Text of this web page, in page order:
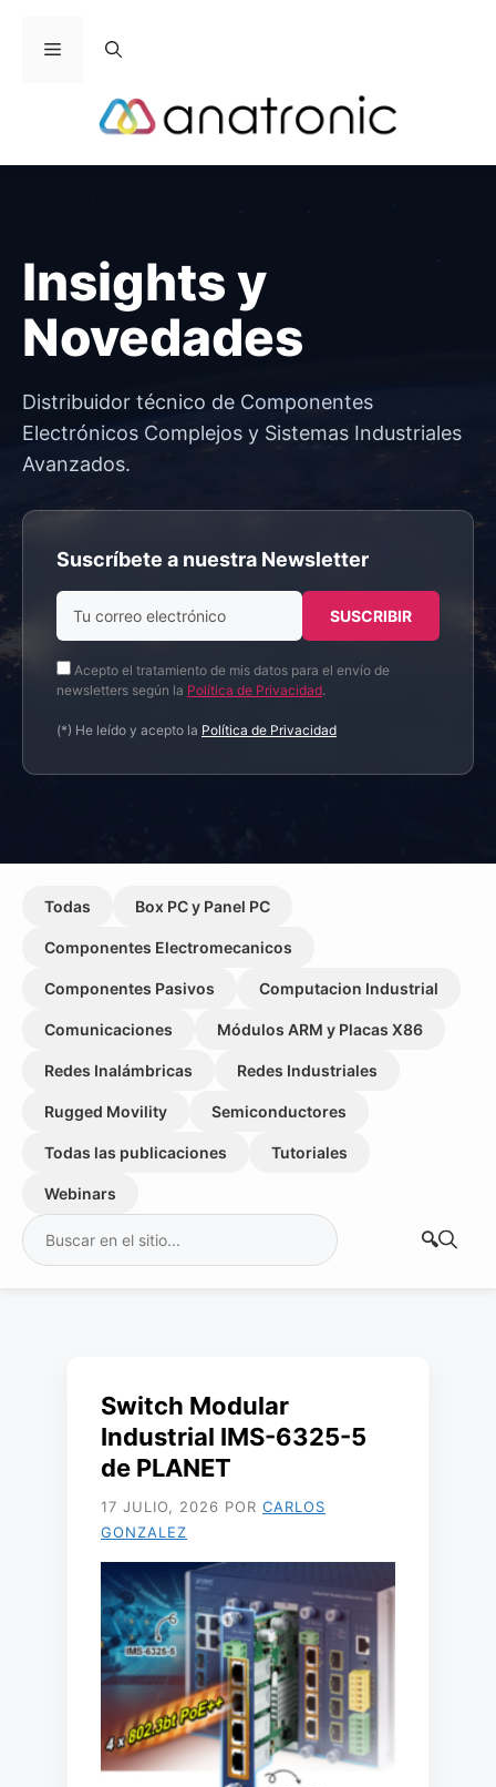
Menú
Insights y
Novedades
Distribuidor técnico de Componentes
Electrónicos Complejos y Sistemas Industriales
Avanzados.
Suscríbete a nuestra Newsletter
Acepto el tratamiento de mis datos para el envío de
newsletters según la Política de Privacidad.
(*) He leído y acepto la Política de Privacidad
Todas Box PC y Panel PC
Componentes Electromecanicos
Componentes Pasivos Computacion Industrial
Comunicaciones Módulos ARM y Placas X86
Redes Inalámbricas Redes Industriales
Rugged Movility Semiconductores
Todas las publicaciones Tutoriales
Webinars
Buscar:
Switch Modular
Industrial IMS-6325-5
de PLANET
17 JULIO, 2026 POR CARLOS
GONZALEZ